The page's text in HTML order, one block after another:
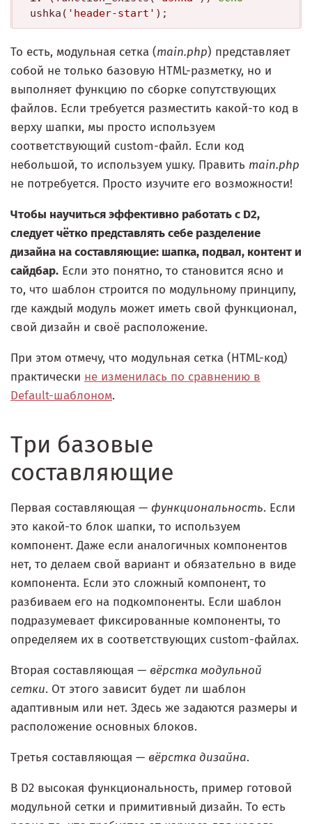
ushka( 'header-start' );
То есть, модульная сетка (main.php) представляет
собой не только базовую HTML-разметку, но и
выполняет функцию по сборке сопутствующих
файлов. Если требуется разместить какой-то код в
верху шапки, мы просто используем
соответствующий custom-файл. Если код
небольшой, то используем ушку. Править main.php
не потребуется. Просто изучите его возможности!
Чтобы научиться эффективно работать с D2,
следует чётко представлять себе разделение
дизайна на составляющие: шапка, подвал, контент и
сайдбар. Если это понятно, то становится ясно и
то, что шаблон строится по модульному принципу,
где каждый модуль может иметь свой функционал,
свой дизайн и своё расположение.
При этом отмечу, что модульная сетка (HTML-код)
практически не изменилась по сравнению в
Default-шаблоном.
Три базовые
составляющие
Первая составляющая — функциональность. Если
это какой-то блок шапки, то используем
компонент. Даже если аналогичных компонентов
нет, то делаем свой вариант и обязательно в виде
компонента. Если это сложный компонент, то
разбиваем его на подкомпоненты. Если шаблон
подразумевает фиксированные компоненты, то
определяем их в соответствующих custom-файлах.
Вторая составляющая — вёрстка модульной
сетки. От этого зависит будет ли шаблон
адаптивным или нет. Здесь же задаются размеры и
расположение основных блоков.
Третья составляющая — вёрстка дизайна.
В D2 высокая функциональность, пример готовой
модульной сетки и примитивный дизайн. То есть